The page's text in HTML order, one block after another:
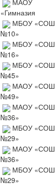
МАОУ
«Гимназия
МБОУ «СОШ
№10»
МБОУ «СОШ
№16»
МБОУ «СОШ
№45»
МАОУ «СОШ
№49»
МАОУ «СОШ
№36»
МБОУ «СОШ
№29»
МАОУ «СОШ
№36»
МБОУ «СОШ
№29»